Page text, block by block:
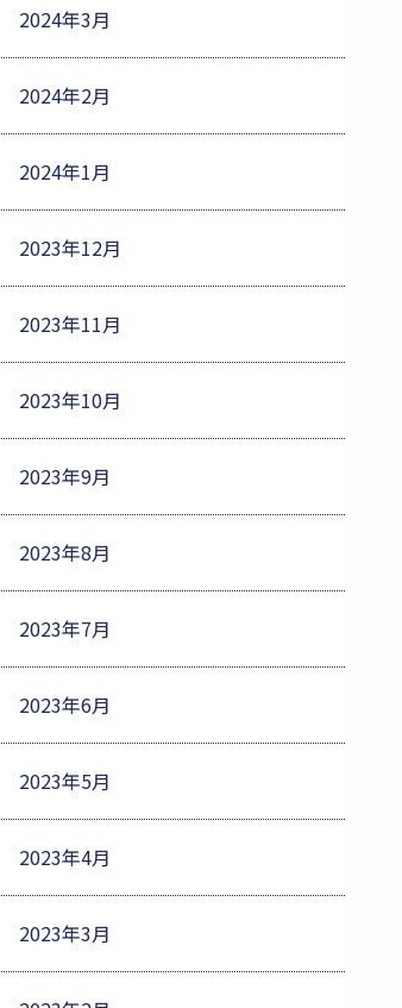
2024年3月
2024年2月
2024年1月
2023年12月
2023年11月
2023年10月
2023年9月
2023年8月
2023年7月
2023年6月
2023年5月
2023年4月
2023年3月